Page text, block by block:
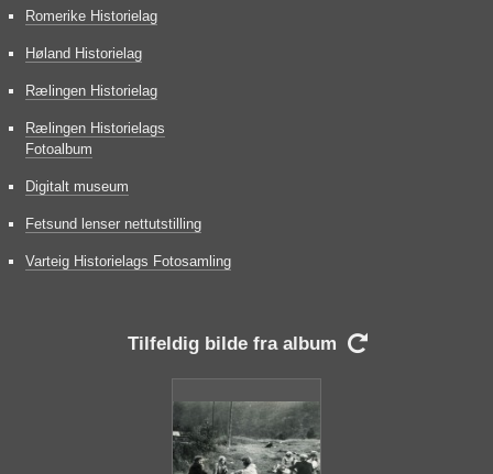
Romerike Historielag
Høland Historielag
Rælingen Historielag
Rælingen Historielags
Fotoalbum
Digitalt museum
Fetsund lenser nettutstilling
Varteig Historielags Fotosamling
Tilfeldig bilde fra album 